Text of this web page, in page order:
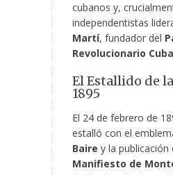
cubanos y,
independentistas
Martí, fundador del
Revolucionario
El Estallido de
1895
El 24 de febrero de
estalló con el
Baire y la publicación
Manifiesto de